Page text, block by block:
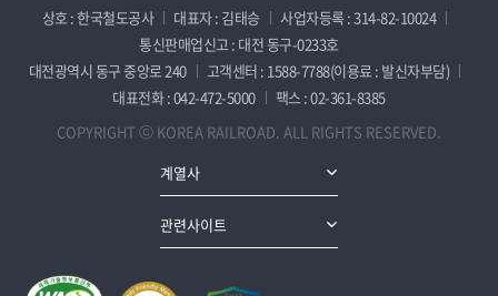
상호 : 한국철도공사 대표자 : 김태승
사업자등록 : 314-82-10024
통신판매업신고 : 대전 동구-0233호
대전광역시 동구 중앙로 240
고객센터 : 1588-7788(이용료 : 발신자부담)
대표전화 : 042-472-5000
팩스 : 02-361-8385
COPYRIGHT ⓒ KOREA RAILROAD. ALL RIGHTS RESERVED.
계열사
관련사이트